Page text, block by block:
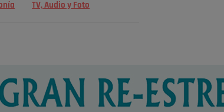
TV, Audio y Foto